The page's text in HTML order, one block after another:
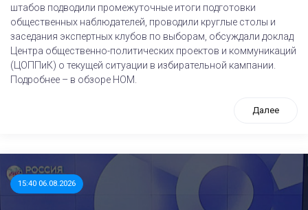
штабов подводили промежуточные итоги подготовки
общественных наблюдателей, проводили круглые столы и
заседания экспертных клубов по выборам, обсуждали доклад
Центра общественно-политических проектов и коммуникаций
(ЦОППиК) о текущей ситуации в избирательной кампании.
Подробнее – в обзоре НОМ.
Далее
15:40 06.08.2026